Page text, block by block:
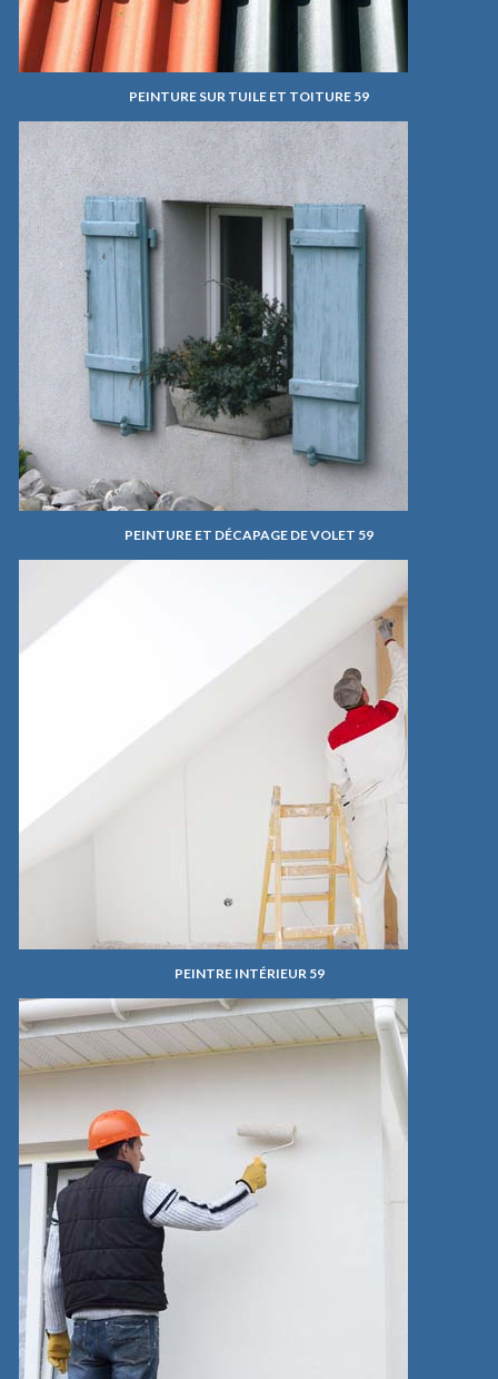
PEINTURE SUR TUILE ET TOITURE 59
PEINTURE ET DÉCAPAGE DE VOLET 59
PEINTRE INTÉRIEUR 59